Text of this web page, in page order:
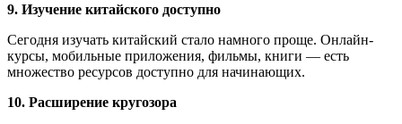
9. Изучение китайского доступно
Сегодня изучать китайский стало намного проще. Онлайн-
курсы, мобильные приложения, фильмы, книги — есть
множество ресурсов доступно для начинающих.
10. Расширение кругозора